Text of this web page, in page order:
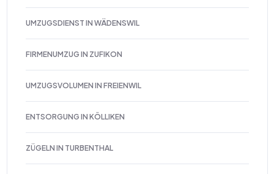
UMZUGSDIENST IN WÄDENSWIL
FIRMENUMZUG IN ZUFIKON
UMZUGSVOLUMEN IN FREIENWIL
ENTSORGUNG IN KÖLLIKEN
ZÜGELN IN TURBENTHAL